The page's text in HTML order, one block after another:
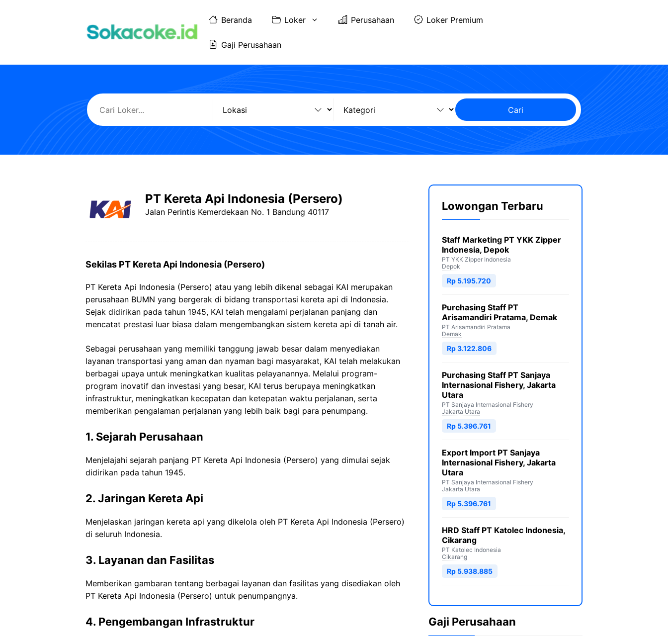
Beranda Loker Perusahaan Loker Premium
Gaji Perusahaan
Cari
PT Kereta Api Indonesia (Persero)
Jalan Perintis Kemerdekaan No. 1 Bandung 40117
Sekilas PT Kereta Api Indonesia (Persero)
PT Kereta Api Indonesia (Persero) atau yang lebih dikenal sebagai KAI merupakan
perusahaan BUMN yang bergerak di bidang transportasi kereta api di Indonesia.
Sejak didirikan pada tahun 1945, KAI telah mengalami perjalanan panjang dan
mencatat prestasi luar biasa dalam mengembangkan sistem kereta api di tanah air.
Sebagai perusahaan yang memiliki tanggung jawab besar dalam menyediakan
layanan transportasi yang aman dan nyaman bagi masyarakat, KAI telah melakukan
berbagai upaya untuk meningkatkan kualitas pelayanannya. Melalui program-
program inovatif dan investasi yang besar, KAI terus berupaya meningkatkan
infrastruktur, meningkatkan kecepatan dan ketepatan waktu perjalanan, serta
memberikan pengalaman perjalanan yang lebih baik bagi para penumpang.
1. Sejarah Perusahaan
Menjelajahi sejarah panjang PT Kereta Api Indonesia (Persero) yang dimulai sejak
didirikan pada tahun 1945.
2. Jaringan Kereta Api
Menjelaskan jaringan kereta api yang dikelola oleh PT Kereta Api Indonesia (Persero)
di seluruh Indonesia.
3. Layanan dan Fasilitas
Memberikan gambaran tentang berbagai layanan dan fasilitas yang disediakan oleh
PT Kereta Api Indonesia (Persero) untuk penumpangnya.
4. Pengembangan Infrastruktur
Lowongan Terbaru
Staff Marketing PT YKK Zipper
Indonesia, Depok
PT YKK Zipper Indonesia
Depok
Rp 5.195.720
Purchasing Staff PT
Arisamandiri Pratama, Demak
PT Arisamandiri Pratama
Demak
Rp 3.122.806
Purchasing Staff PT Sanjaya
Internasional Fishery, Jakarta
Utara
PT Sanjaya Internasional Fishery
Jakarta Utara
Rp 5.396.761
Export Import PT Sanjaya
Internasional Fishery, Jakarta
Utara
PT Sanjaya Internasional Fishery
Jakarta Utara
Rp 5.396.761
HRD Staff PT Katolec Indonesia,
Cikarang
PT Katolec Indonesia
Cikarang
Rp 5.938.885
Gaji Perusahaan